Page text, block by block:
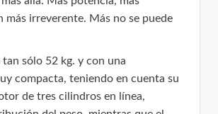
más irreverente. Más no se puede
sólo 52 kg. y con una
compacta, teniendo en cuenta su
de tres cilindros en línea,